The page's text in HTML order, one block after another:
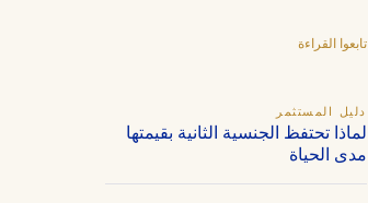
تابعوا القراءة
دليل المستثمر
لماذا تحتفظ الجنسية الثانية بقيمتها
مدى الحياة